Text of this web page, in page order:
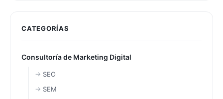
CATEGORÍAS
Consultoría de Marketing Digital
SEO
SEM